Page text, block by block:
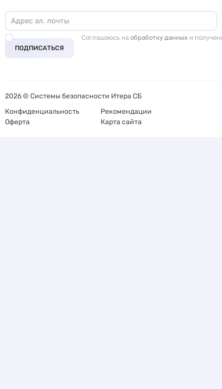
ПОДПИСАТЬСЯ
Соглашаюсь на обработку данных и
2026 © Системы безопасности Итера СБ
Конфиденциальность
Рекомендации
Оферта
Карта сайта